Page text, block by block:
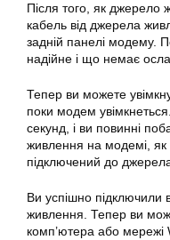
Після того, як джерело
кабель від джерела
задній панелі модему.
надійне і що немає
Тепер ви можете
поки модем
секунд, і ви повинні
живлення на модемі, як
підключений до
Ви успішно
живлення. Тепер ви
комп’ютера або мережі